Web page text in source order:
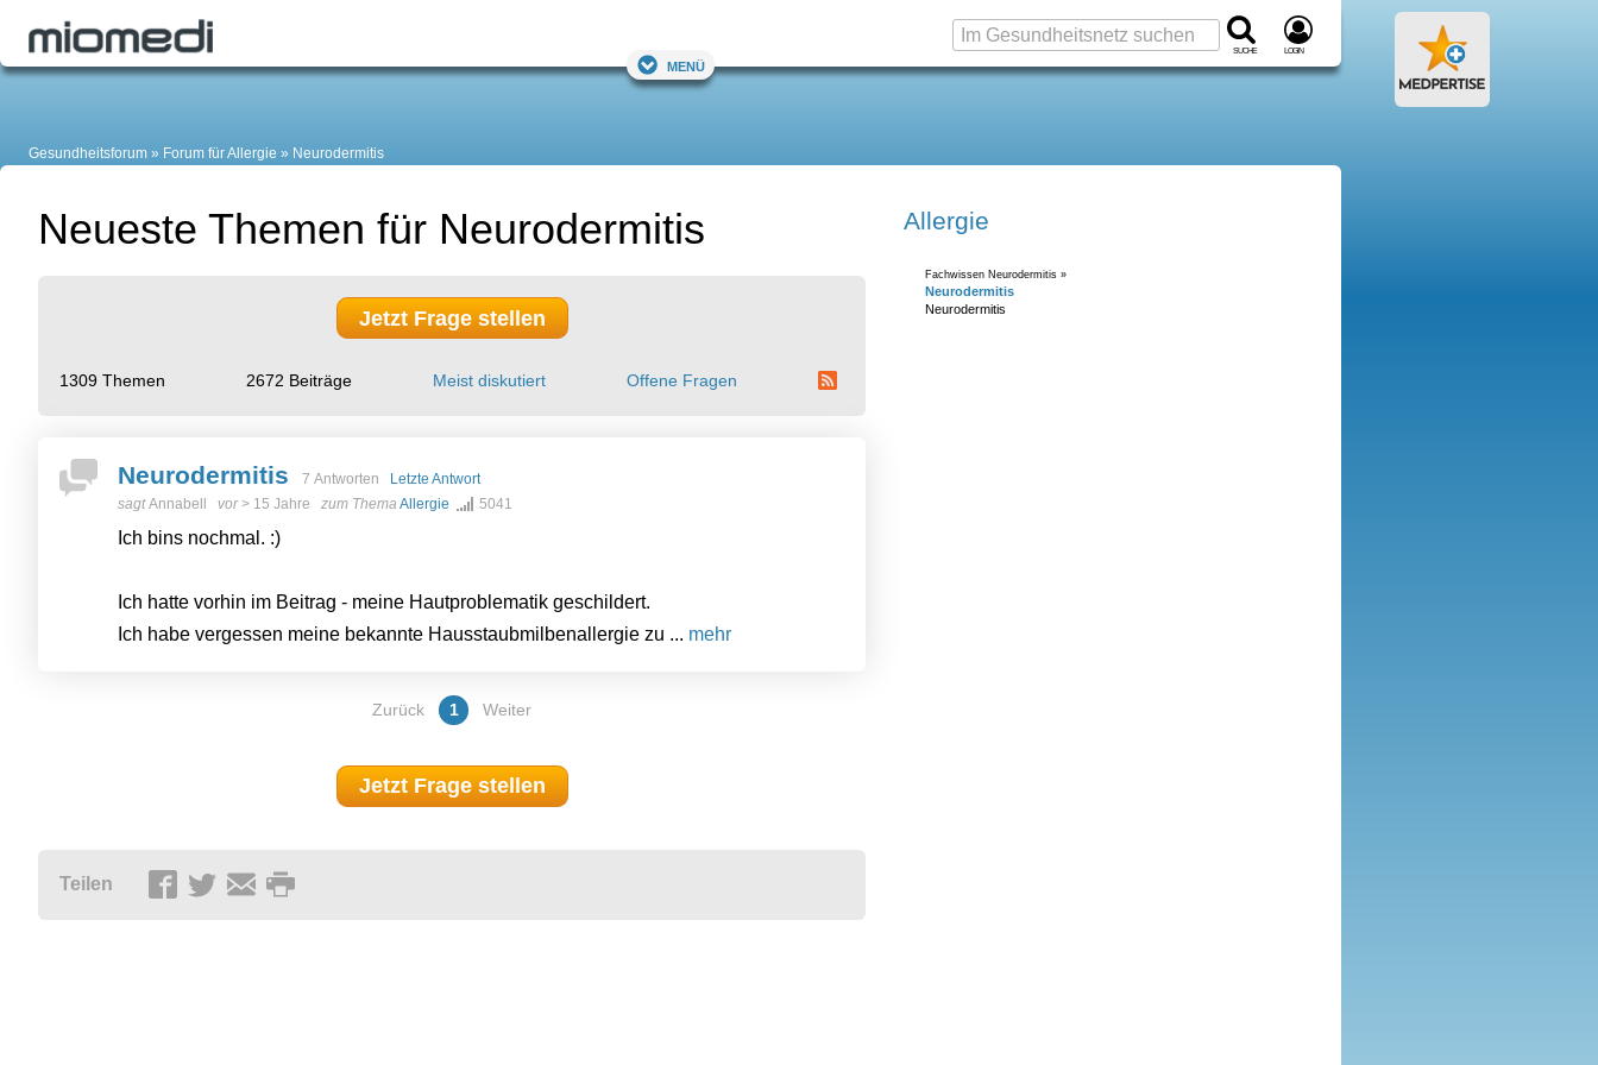
Suche Login
Menü
Gesundheitsforum Forum für Allergie Neurodermitis
Neueste Themen für Neurodermitis
Jetzt Frage stellen
1309 Themen 2672 Beiträge Meist diskutiert Offene Fragen
Neurodermitis 7 Antworten
Letzte Antwort
sagtAnnabell vor> 15 Jahre zum Thema Allergie 5041
Ich bins nochmal. :)
Ich hatte vorhin im Beitrag - meine Hautproblematik geschildert.
Ich habe vergessen meine bekannte Hausstaubmilbenallergie zu ... mehr
Zurück 1 Weiter
Jetzt Frage stellen
Teilen
Allergie
Fachwissen Neurodermitis »
Neurodermitis
Neurodermitis